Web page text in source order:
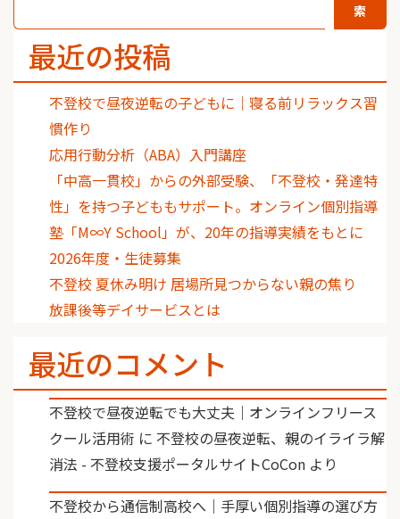
索
最近の投稿
不登校で昼夜逆転の子どもに｜寝る前リラックス習
慣作り
応用行動分析（ABA）入門講座
「中高一貫校」からの外部受験、「不登校・発達特
性」を持つ子どももサポート。オンライン個別指導
塾「M∞Y School」が、20年の指導実績をもとに
2026年度・生徒募集
不登校 夏休み明け 居場所見つからない親の焦り
放課後等デイサービスとは
最近のコメント
不登校で昼夜逆転でも大丈夫｜オンラインフリース
クール活用術 に 不登校の昼夜逆転、親のイライラ解
消法 - 不登校支援ポータルサイトCoCon より
不登校から通信制高校へ｜手厚い個別指導の選び方